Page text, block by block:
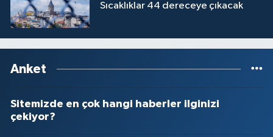
Sıcaklıklar 44 dereceye çıkacak
Anket
Sitemizde en çok hangi haberler ilginizi
çekiyor?